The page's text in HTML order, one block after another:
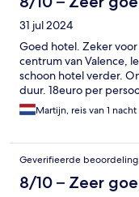
31 jul 2024
Goed hotel. Zeker
centrum van Valence,
schoon hotel verder.
duur. 18euro per
Martijn, reis van 1 nacht
Geverifieerde beoordeling
8/10 – Zeer